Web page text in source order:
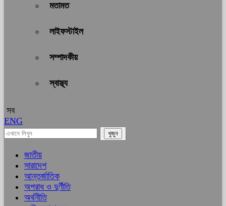
মতামত
লাইফস্টাইল
সম্পাদকীয়
স্বাস্থ্য
সব
ENG
জাতীয়
সারাদেশ
আন্তর্জাতিক
অপরাধ ও দুর্ণীতি
অর্থনীতি